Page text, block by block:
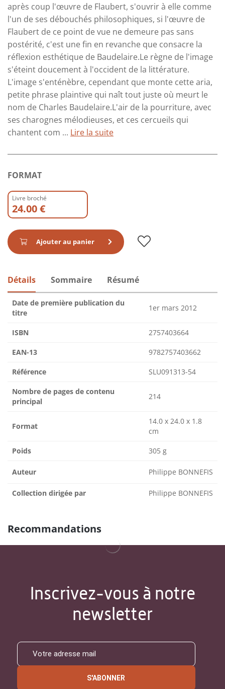
après coup l'œuvre de Flaubert, s'ouvrir à elle comme
l'un de ses débouchés philosophiques, si l'œuvre de
Flaubert de ce point de vue ne demeure pas sans
postérité, c'est une fin en revanche que consacre la
réflexion esthétique de Baudelaire.Le règne de l'image
s'éteint doucement à l'occident de la littérature.
L'image s'enténèbre, cependant que monte cette aria,
petite phrase plaintive qui naît tout juste où meurt le
nom de Charles Baudelaire.L'air de la pourriture, avec
ses charognes mélodieuses, et ces cercueils qui
chantent com ... Lire la suite
FORMAT
Livre broché
24.00 €
Ajouter au panier
Détails Sommaire Résumé
Date de première publication du
titre
1er mars 2012
ISBN 2757403664
EAN-13 9782757403662
Référence SLU091313-54
Nombre de pages de contenu
principal
214
Format
14.0 x 24.0 x 1.8
cm
Poids 305 g
Auteur Philippe BONNEFIS
Collection dirigée par Philippe BONNEFIS
Recommandations
Inscrivez-vous à notre
newsletter
S'ABONNER